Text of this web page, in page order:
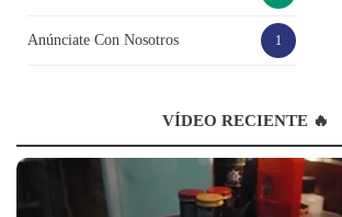
Anúnciate Con Nosotros 1
VÍDEO RECIENTE 🔥